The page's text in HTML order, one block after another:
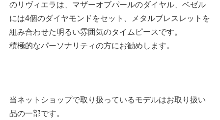
のリヴィエラは、マザーオブパールのダイヤル、ベゼル
には4個のダイヤモンドをセット、メタルブレスレットを
組み合わせた明るい雰囲気のタイムピースです。
積極的なパーソナリティの方にお勧めします。
当ネットショップで取り扱っているモデルはお取り扱い
品の一部です。